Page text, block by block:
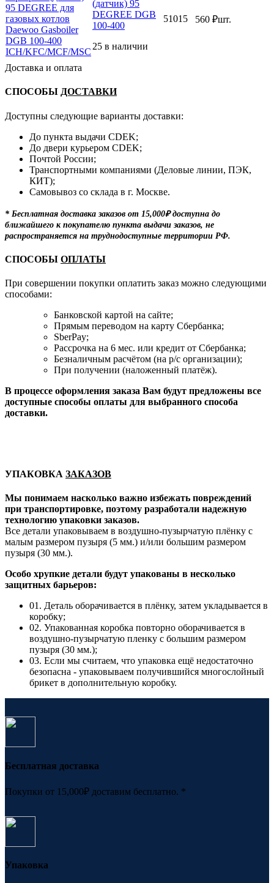
(датчик) 95
DEGREE DGB
100-400
25 в наличии
51015 560 ₽шт.
Доставка и оплата
СПОСОБЫ ДОСТАВКИ
Доступны следующие варианты доставки:
До пункта выдачи CDEK;
До двери курьером CDEK;
Почтой России;
Транспортными компаниями (Деловые линии, ПЭК,
КИТ);
Самовывоз со склада в г. Москве.
* Бесплатная доставка заказов от 15,000₽ доступна до
ближайшего к покупателю пункта выдачи заказов, не
распространяется на труднодоступные территории РФ.
СПОСОБЫ ОПЛАТЫ
При совершении покупки оплатить заказ можно следующими
способами:
Банковской картой на сайте;
Прямым переводом на карту Сбербанка;
SberPay;
Рассрочка на 6 мес. или кредит от Сбербанка;
Безналичным расчётом (на р/с организации);
При получении (наложенный платёж).
В процессе оформления заказа Вам будут предложены все
доступные способы оплаты для выбранного способа
доставки.
УПАКОВКА ЗАКАЗОВ
Мы понимаем насколько важно избежать повреждений
при транспортировке, поэтому разработали надежную
технологию упаковки заказов.
Все детали упаковываем в воздушно-пузырчатую плёнку с
малым размером пузыря (5 мм.) и/или большим размером
пузыря (30 мм.).
Особо хрупкие детали будут упакованы в несколько
защитных барьеров:
01. Деталь оборачивается в плёнку, затем укладывается в
коробку;
02. Упакованная коробка повторно оборачивается в
воздушно-пузырчатую пленку с большим размером
пузыря (30 мм.);
03. Если мы считаем, что упаковка ещё недостаточно
безопасна - упаковываем получившийся многослойный
брикет в дополнительную коробку.
Бесплатная доставка
Покупки от 15,000₽ доставим бесплатно. *
Упаковка